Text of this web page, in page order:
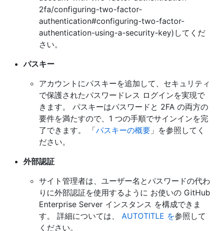
2fa/configuring-two-factor-
authentication#configuring-two-factor-
authentication-using-a-security-key)してくだ
さい。
パスキー
アカウントにパスキーを追加して、セキュリティ
で保護されたパスワードレス ログインを実現で
きます。 パスキーはパスワードと 2FA の両方の
要件を満たすので、1 つの手順でサインインを完
了できます。 「パスキーの概要 」を参照してく
ださい。
外部認証
サイト管理者は、ユーザー名とパスワードの代わ
りに外部認証を使用するように お使いの GitHub
Enterprise Server インスタンス を構成できま
す。 詳細については、 AUTOTITLE を参照して
ください。